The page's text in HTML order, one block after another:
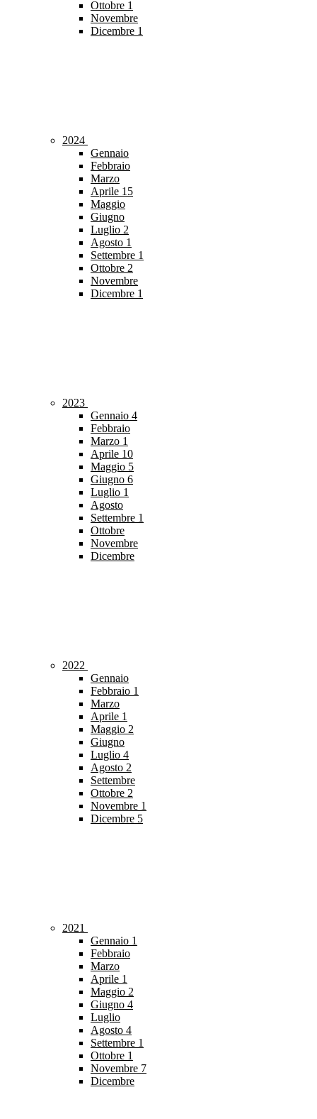
Ottobre 1
Novembre
Dicembre 1
2024
Gennaio
Febbraio
Marzo
Aprile 15
Maggio
Giugno
Luglio 2
Agosto 1
Settembre 1
Ottobre 2
Novembre
Dicembre 1
2023
Gennaio 4
Febbraio
Marzo 1
Aprile 10
Maggio 5
Giugno 6
Luglio 1
Agosto
Settembre 1
Ottobre
Novembre
Dicembre
2022
Gennaio
Febbraio 1
Marzo
Aprile 1
Maggio 2
Giugno
Luglio 4
Agosto 2
Settembre
Ottobre 2
Novembre 1
Dicembre 5
2021
Gennaio 1
Febbraio
Marzo
Aprile 1
Maggio 2
Giugno 4
Luglio
Agosto 4
Settembre 1
Ottobre 1
Novembre 7
Dicembre